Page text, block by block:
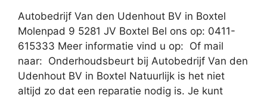
Autobedrijf Van den Udenhout BV in Boxtel
Molenpad 9 5281 JV Boxtel Bel ons op: 0411-
615333 Meer informatie vind u op: Of mail
naar: Onderhoudsbeurt bij Autobedrijf Van den
Udenhout BV in Boxtel Natuurlijk is het niet
altijd zo dat een reparatie nodig is. Je kunt